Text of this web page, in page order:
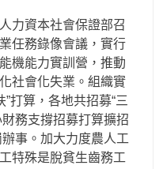
力資本社會保證部召
任務錄像會議，實行
機能力實訓營，推動
社會化失業。組織實
打算，各地共招募“三
務支撐招募打算擴招
事。加大力度農人工
特殊是脫貧生齒務工